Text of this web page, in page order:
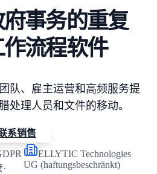
事务的重复
流程软件
队、雇主运营和高频服务提
处理人员和文件的移动。
系销售
·
ELLYTIC Technologies
UG (haftungsbeschränkt)